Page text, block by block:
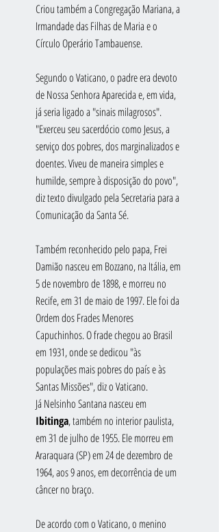
Criou também a Congregação Mariana, a
Irmandade das Filhas de Maria e o
Círculo Operário Tambauense.
Segundo o Vaticano, o padre era devoto
de Nossa Senhora Aparecida e, em vida,
já seria ligado a "sinais milagrosos".
"Exerceu seu sacerdócio como Jesus, a
serviço dos pobres, dos marginalizados e
doentes. Viveu de maneira simples e
humilde, sempre à disposição do povo",
diz texto divulgado pela Secretaria para a
Comunicação da Santa Sé.
Também reconhecido pelo papa, Frei
Damião nasceu em Bozzano, na Itália, em
5 de novembro de 1898, e morreu no
Recife, em 31 de maio de 1997. Ele foi da
Ordem dos Frades Menores
Capuchinhos. O frade chegou ao Brasil
em 1931, onde se dedicou "às
populações mais pobres do país e às
Santas Missões", diz o Vaticano.
Já Nelsinho Santana nasceu em
Ibitinga, também no interior paulista,
em 31 de julho de 1955. Ele morreu em
Araraquara (SP) em 24 de dezembro de
1964, aos 9 anos, em decorrência de um
câncer no braço.
De acordo com o Vaticano, o menino